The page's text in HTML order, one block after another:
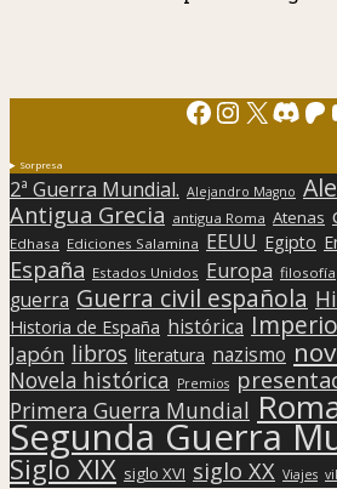
Facebook
X
Sorpresa
2ª Guerra Mundial. Alejandro Magno
Antigua Grecia antigua Roma Atenas
Edhasa Ediciones Salamina EEUU Egipto
España Estados Unidos Europa filosofía
guerra Guerra civil española
Historia de España histórica
Japón libros literatura nazismo
Novela histórica Premios
Primera Guerra Mundial
Segunda Guerra
Siglo XIX siglo XVI siglo XX Viajes